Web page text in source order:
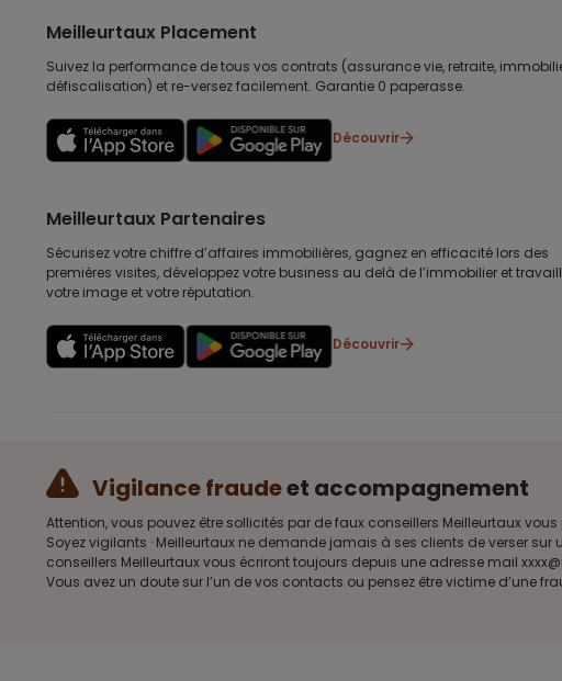
Meilleurtaux Placement
Suivez la performance de tous vos contrats (assurance vie, retraite,
défiscalisation) et re-versez facilement. Garantie 0 paperasse.
Découvrir
Meilleurtaux Partenaires
Sécurisez votre chiffre d’affaires immobilières, gagnez en efficacité lors des
premières visites, développez votre business au delà de l’immobilier et
votre image et votre réputation.
Découvrir
Vigilance fraudeet accompagnement
Attention, vous pouvez être sollicités par de faux conseillers Meilleurtaux
Soyez vigilants · Meilleurtaux ne demande jamais à ses clients de verser
conseillers Meilleurtaux vous écriront toujours depuis une adresse mail
Vous avez un doute sur l’un de vos contacts ou pensez être victime d’une